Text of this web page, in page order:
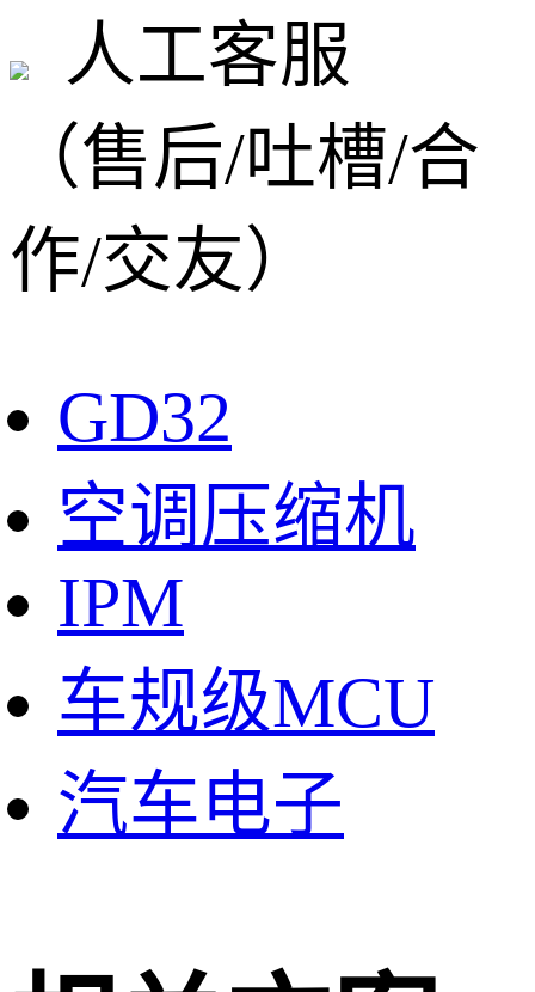
人工客服
（售后/吐槽/合
作/交友）
GD32
空调压缩机
IPM
车规级MCU
汽车电子